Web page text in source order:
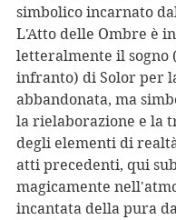
simbolico incarnato
L'Atto delle Ombre è
letteralmente il sogno
infranto) di Solor per
abbandonata, ma
la rielaborazione e la
degli elementi di
atti precedenti, qui
magicamente
incantata della pura